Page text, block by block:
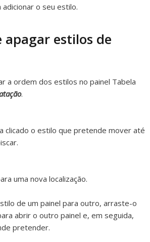
adicionar o seu estilo.
apagar estilos de
a ordem dos estilos no painel Tabela
.
clicado o estilo que pretende mover até
uma nova localização.
de um painel para outro, arraste-o
abrir o outro painel e, em seguida,
pretender.